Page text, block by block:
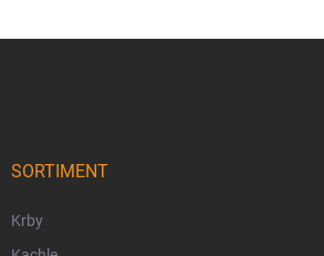
SORTIMENT
Krby